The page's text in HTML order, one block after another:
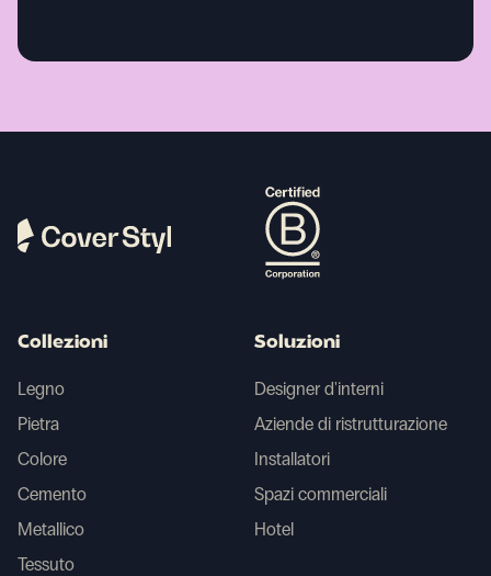
Collezioni
Legno
Pietra
Colore
Cemento
Metallico
Tessuto
Soluzioni
Designer d'interni
Aziende di ristrutturazione
Installatori
Spazi commerciali
Hotel